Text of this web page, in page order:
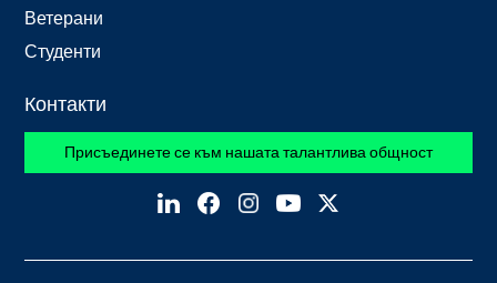
Ветерани
Студенти
Контакти
Присъединете се към нашата талантлива общност